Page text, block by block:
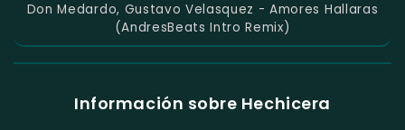
Don Medardo, Gustavo Velasquez - Amores Hallaras
(AndresBeats Intro Remix)
Información sobre Hechicera